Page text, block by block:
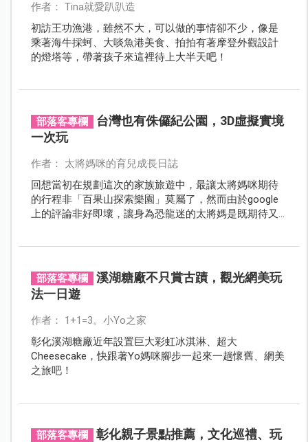
作者： Tina就愛趴趴造
初訪王功漁港，雖然不大，可以做的事情卻不少，像是
乘著海牛採蚵、大啖魚港美食、拍拍有著摩登外觀設計
的燈塔等，帶著孩子來這裡待上大半天吧！
部落客專欄
台灣也有侏儸紀公園，3D虛擬實境
一次玩
作者： 太將媽咪的育兒成長日誌
回想當初在規劃這次的家族旅遊中，最讓太將媽咪期待
的行程非「百果山探索樂園」莫屬了，然而由於google
上的評論非好即壞，讓身為恐龍迷的太將媽是既期待又
部落客專欄
溪湖糖廠不只賞古蹟，觀光網美玩
法一日遊
作者： 1+1=3。小Yo之家
彰化溪湖糖廠近年設置巨大彩虹冰淇淋、超大
Cheesecake，快跟著Yo媽咪腳步一起來一趟懷舊、網美
之旅吧！
部落客專欄
彰化親子景點推薦，文化巡禮、玩